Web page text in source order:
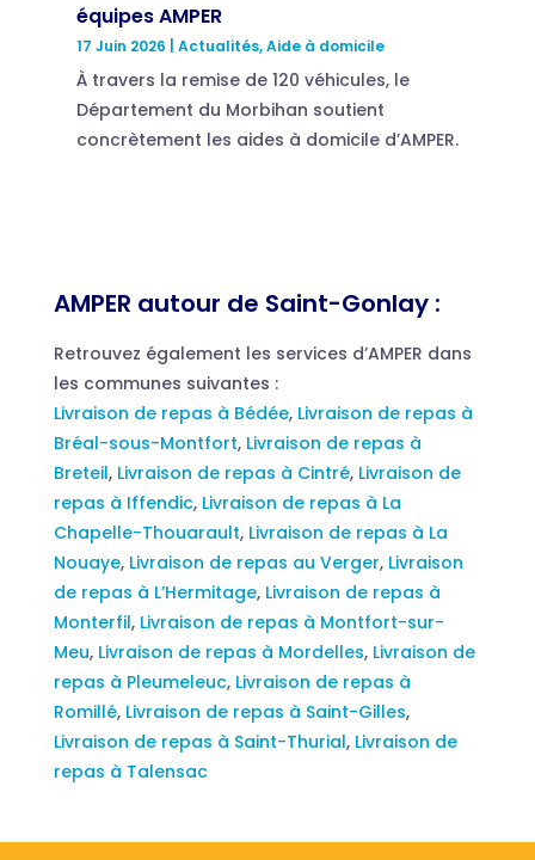
équipes AMPER
17 Juin 2026 Actualités,Aide à domicile
À travers la remise de 120 véhicules, le
Département du Morbihan soutient
concrètement les aides à domicile d’AMPER.
AMPER autour de Saint-Gonlay :
Retrouvez également les services d’AMPER dans
les communes suivantes :
Livraison de repas à Bédée, Livraison de repas à
Bréal-sous-Montfort, Livraison de repas à
Breteil, Livraison de repas à Cintré, Livraison de
repas à Iffendic, Livraison de repas à La
Chapelle-Thouarault, Livraison de repas à La
Nouaye, Livraison de repas au Verger, Livraison
de repas à L’Hermitage, Livraison de repas à
Monterfil, Livraison de repas à Montfort-sur-
Meu, Livraison de repas à Mordelles, Livraison de
repas à Pleumeleuc, Livraison de repas à
Romillé, Livraison de repas à Saint-Gilles,
Livraison de repas à Saint-Thurial, Livraison de
repas à Talensac